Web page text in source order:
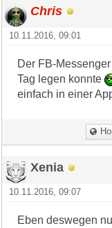
Chris
10.11.2016, 09:01
Der FB-
Tag legen konnte
einfach in einer
Xenia
10.11.2016, 09:07
Eben deswegen